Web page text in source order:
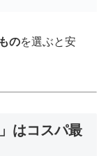
のを選ぶと安
はコスパ最